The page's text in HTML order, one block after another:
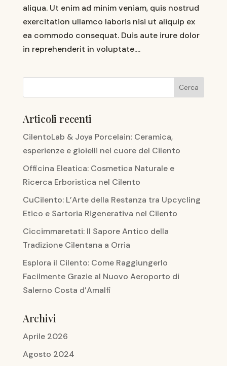
aliqua. Ut enim ad minim veniam, quis nostrud
exercitation ullamco laboris nisi ut aliquip ex
ea commodo consequat. Duis aute irure dolor
in reprehenderit in voluptate....
Articoli recenti
CilentoLab & Joya Porcelain: Ceramica,
esperienze e gioielli nel cuore del Cilento
Officina Eleatica: Cosmetica Naturale e
Ricerca Erboristica nel Cilento
CuCilento: L’Arte della Restanza tra Upcycling
Etico e Sartoria Rigenerativa nel Cilento
Ciccimmaretati: Il Sapore Antico della
Tradizione Cilentana a Orria
Esplora il Cilento: Come Raggiungerlo
Facilmente Grazie al Nuovo Aeroporto di
Salerno Costa d’Amalfi
Archivi
Aprile 2026
Agosto 2024